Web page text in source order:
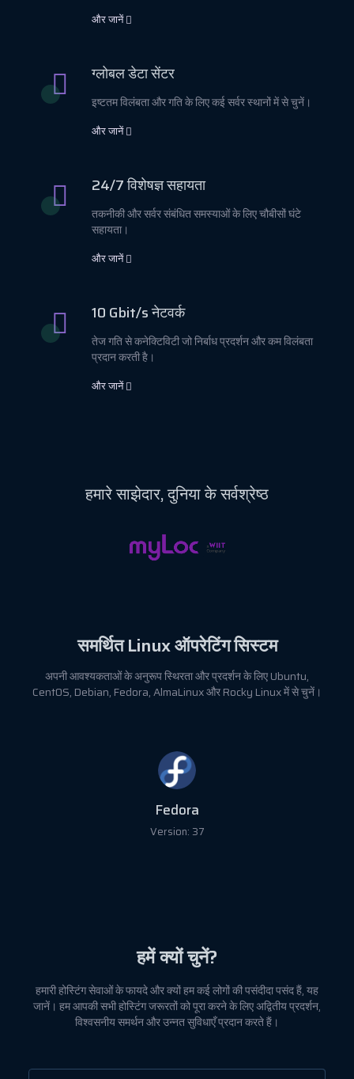
और जानें
ग्लोबल डेटा सेंटर
इष्टतम विलंबता और गति के लिए कई सर्वर स्थानों में से चुनें।
और जानें
24/7 विशेषज्ञ सहायता
तकनीकी और सर्वर संबंधित समस्याओं के लिए चौबीसों घंटे
सहायता।
और जानें
10 Gbit/s नेटवर्क
तेज गति से कनेक्टिविटी जो निर्बाध प्रदर्शन और कम विलंबता
प्रदान करती है।
और जानें
हमारेसाझेदार,दुनिया के सर्वश्रेष्ठ
समर्थितLinuxऑपरेटिंग सिस्टम
अपनी आवश्यकताओं के अनुरूप स्थिरता और प्रदर्शन के लिए Ubuntu,
CentOS, Debian, Fedora, AlmaLinux और Rocky Linux में से चुनें।
Fedora
Version: 37
हमें क्यों चुनें?
हमारी होस्टिंग सेवाओं के फायदे और क्यों हम कई लोगों की पसंदीदा पसंद हैं, यह
जानें। हम आपकी सभी होस्टिंग जरूरतों को पूरा करने के लिए अद्वितीय प्रदर्शन,
विश्वसनीय समर्थन और उन्नत सुविधाएँ प्रदान करते हैं।